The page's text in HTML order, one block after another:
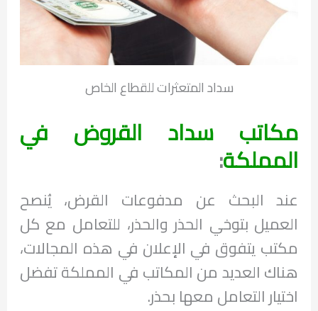
سداد المتعثرات للقطاع الخاص
مكاتب سداد القروض في
المملكة:
عند البحث عن مدفوعات القرض، يُنصح
العميل بتوخي الحذر والحذر، للتعامل مع كل
مكتب يتفوق في الإعلان في هذه المجالات،
هناك العديد من المكاتب في المملكة تفضل
اختيار التعامل معها بحذر.